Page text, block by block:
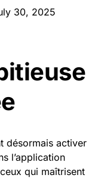
30, 2025
désormais activer
l’application
qui maîtrisent